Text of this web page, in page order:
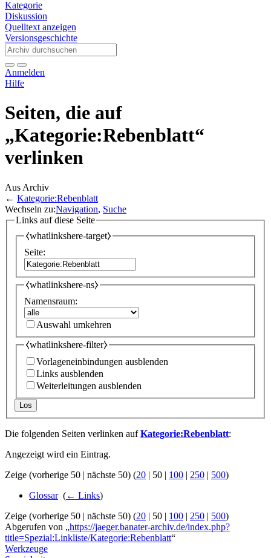
Kategorie
Diskussion
Quelltext anzeigen
Versionsgeschichte
Anmelden
Hilfe
Seiten, die auf
„Kategorie:Rebenblatt“
verlinken
Aus Archiv
← Kategorie:Rebenblatt
Wechseln zu:Navigation, Suche
Links auf diese Seite
⧼whatlinkshere-target⧽
Seite:
⧼whatlinkshere-ns⧽
Namensraum:
Auswahl umkehren
⧼whatlinkshere-filter⧽
Vorlageneinbindungen ausblenden
Links ausblenden
Weiterleitungen ausblenden
Los
Die folgenden Seiten verlinken aufKategorie:Rebenblatt:
Angezeigt wird ein Eintrag.
Zeige (vorherige 50 | nächste 50) (20 | 50 | 100 | 250 | 500)
Glossar‎ (← Links)
Zeige (vorherige 50 | nächste 50) (20 | 50 | 100 | 250 | 500)
Abgerufen von „https://jaeger.banater-archiv.de/index.php?
title=Spezial:Linkliste/Kategorie:Rebenblatt“
Werkzeuge